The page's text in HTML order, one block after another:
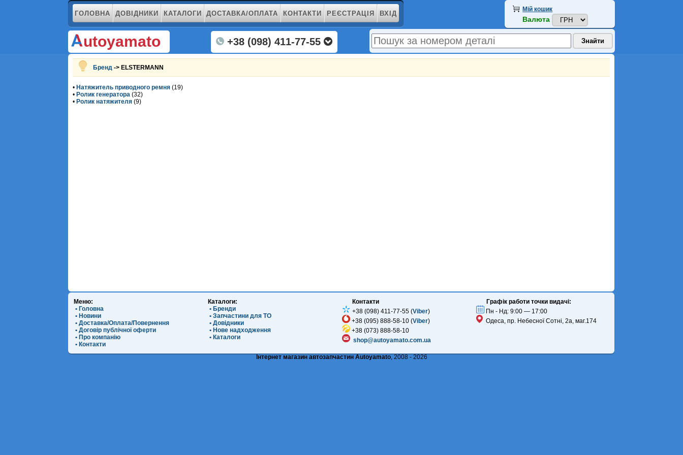
ГОЛОВНА ДОВІДНИКИ КАТАЛОГИ ДОСТАВКА/ОПЛАТА КОНТАКТИ РЕЄСТРАЦІЯ ВХІД
utoyamato +38 (098) 411-77-55
Мій кошик
Валюта
Бренд -> ELSTERMANN
• Натяжитель приводного ремня (19)
• Ролик генератора (32)
• Ролик натяжителя (9)
Меню:
• Головна
• Новини
• Доставка/Оплата/Повернення
• Договір публічної оферти
• Про компанію
• Контакти
Каталоги:
• Бренди
• Запчастини для ТО
• Довідники
• Нове надходження
• Каталоги
Контакти
+38 (098) 411-77-55 (Viber)
+38 (095) 888-58-10 (Viber)
+38 (073) 888-58-10
shop@autoyamato.com.ua
Графік работи точки видачі:
Пн - Нд: 9:00 — 17:00
Одеса, пр. Небесної Сотні, 2а, маг.174
Інтернет магазин автозапчастин Autoyamato, 2008 - 2026